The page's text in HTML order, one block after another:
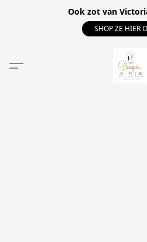
Ook zot van
SHOP ZE HIER